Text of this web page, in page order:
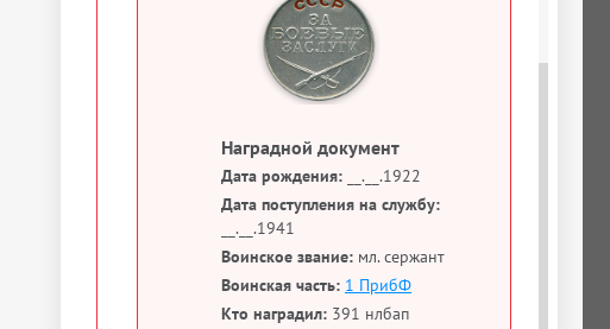
Наградной документ
Дата рождения: __.__.1922
Дата поступления на службу:
__.__.1941
Воинское звание: мл. сержант
Воинская часть: 1 ПрибФ
Кто наградил: 391 нлбап